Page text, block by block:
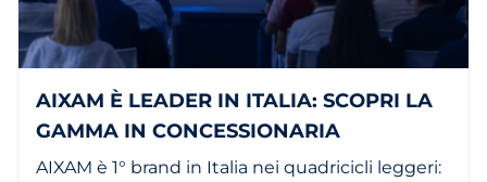
AIXAM È LEADER IN ITALIA: SCOPRI LA
GAMMA IN CONCESSIONARIA
AIXAM è 1° brand in Italia nei quadricicli leggeri: